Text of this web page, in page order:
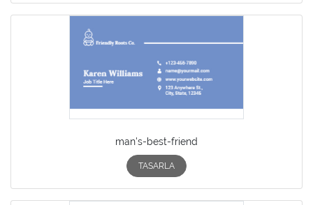
man's-best-friend
TASARLA